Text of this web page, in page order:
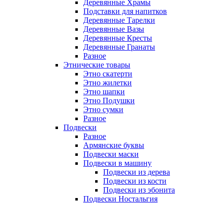
Деревянные Храмы
Подставки для напитков
Деревянные Тарелки
Деревянные Вазы
Деревянные Кресты
Деревянные Гранаты
Разное
Этнические товары
Этно скатерти
Этно жилетки
Этно шапки
Этно Подушки
Этно сумки
Разное
Подвески
Разное
Армянские буквы
Подвески маски
Подвески в машину
Подвески из дерева
Подвески из кости
Подвески из эбонита
Подвески Ностальгия